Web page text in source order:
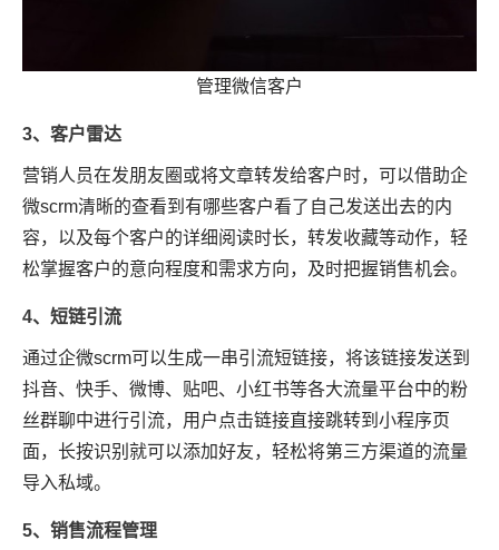
管理微信客户
3、客户雷达
营销人员在发朋友圈或将文章转发给客户时，可以借助企
微scrm清晰的查看到有哪些客户看了自己发送出去的内
容，以及每个客户的详细阅读时长，转发收藏等动作，轻
松掌握客户的意向程度和需求方向，及时把握销售机会。
4、短链引流
通过企微scrm可以生成一串引流短链接，将该链接发送到
抖音、快手、微博、贴吧、小红书等各大流量平台中的粉
丝群聊中进行引流，用户点击链接直接跳转到小程序页
面，长按识别就可以添加好友，轻松将第三方渠道的流量
导入私域。
5、销售流程管理